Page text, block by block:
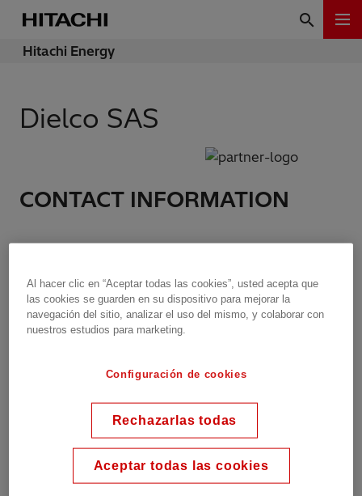
Hitachi Energy
Dielco SAS
CONTACT INFORMATION
110321 Bogota
Colombia
https://dielco.co/contactenos/
57 601 7439050
Al hacer clic en “Aceptar todas las cookies”, usted acepta que
las cookies se guarden en su dispositivo para mejorar la
navegación del sitio, analizar el uso del mismo, y colaborar con
nuestros estudios para marketing.
Configuración de cookies
Rechazarlas todas
Aceptar todas las cookies